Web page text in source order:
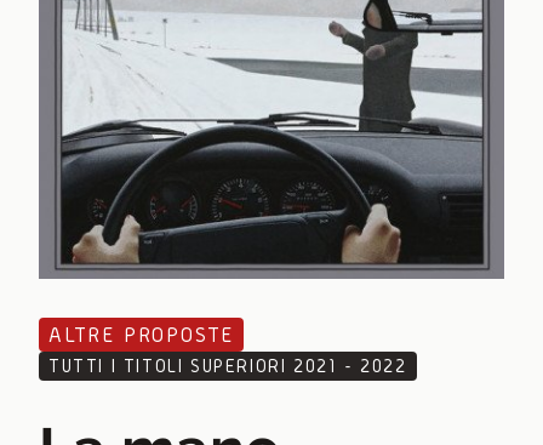
ALTRE PROPOSTE
TUTTI I TITOLI SUPERIORI 2021 - 2022